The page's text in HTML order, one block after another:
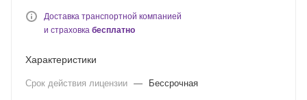
Доставка транспортной компанией
и страховка бесплатно
Характеристики
Срок действия лицензии — Бессрочная